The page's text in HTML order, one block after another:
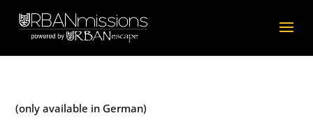
(only available in German)